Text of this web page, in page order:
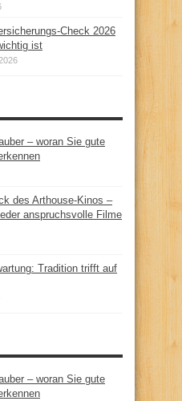
Check 2026
ist
– woran Sie gute
des Arthouse-Kinos –
anspruchsvolle Filme
Tradition trifft auf
– woran Sie gute